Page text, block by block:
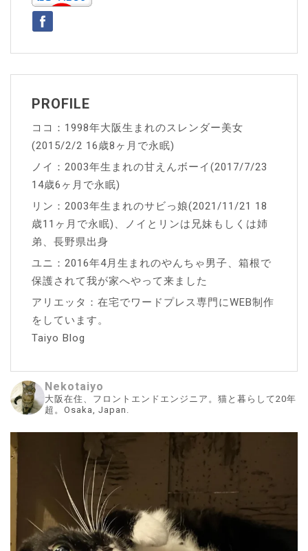
シ
ョ
ン
PROFILE
ココ：1998年大阪生まれのスレンダー美女
(2015/2/2 16歳8ヶ月で永眠)
ノイ：2003年生まれの甘えんボーイ(2017/7/23
14歳6ヶ月で永眠)
リン：2003年生まれのサビっ娘(2021/11/21 18
歳11ヶ月で永眠)、ノイとリンは兄妹もしくは姉
弟、長野県出身
ユニ：2016年4月生まれのやんちゃ男子、箱根で
保護されて我が家へやって来ました
アリエッタ：在宅でワードプレス専門にWEB制作
をしています。
Taiyo Blog
Nekotaiyo
大阪在住、フロントエンドエンジニア。猫と暮らして20年
超。Osaka, Japan.